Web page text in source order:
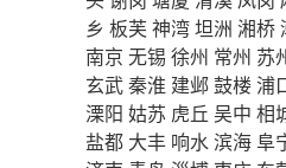
乡 板芙 神湾坦洲 湘桥
南京 无锡 徐州 常州 苏
玄武秦淮 建邺鼓楼 浦
溧阳 姑苏 虎丘 吴中 相
盐都 大丰 响水滨海阜